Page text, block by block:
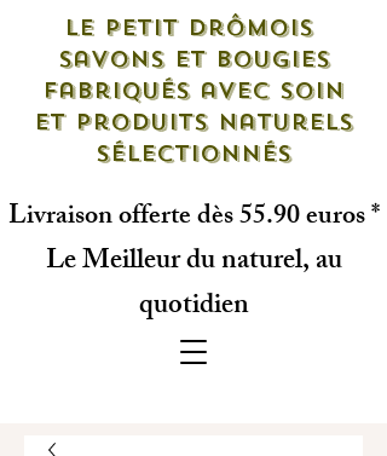
Le petit drômois
savons et bougies
fabriqués avec soin
et produits naturels
sélectionnés
Livraison offerte dès 55.90 euros *
Le Meilleur du naturel, au
quotidien